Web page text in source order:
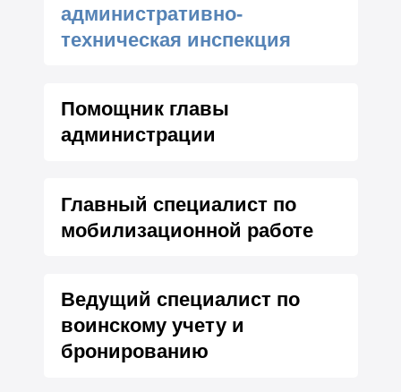
административно-
техническая инспекция
Помощник главы
администрации
Главный специалист по
мобилизационной работе
Ведущий специалист по
воинскому учету и
бронированию